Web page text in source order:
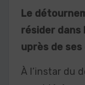
Le
résider dans
uprès de
À l’instar du